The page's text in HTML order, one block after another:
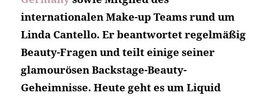
internationalen Make-up Teams rund um
Linda Cantello. Er beantwortet regelmäßig
Beauty-Fragen und teilt einige seiner
glamourösen Backstage-Beauty-
Geheimnisse. Heute geht es um Liquid